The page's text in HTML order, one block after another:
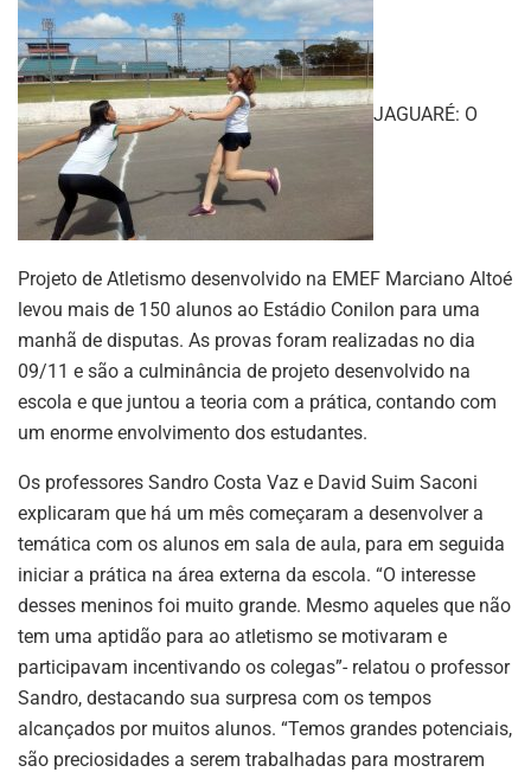
JAGUARÉ: O
Projeto de Atletismo desenvolvido na EMEF Marciano Altoé
levou mais de 150 alunos ao Estádio Conilon para uma
manhã de disputas. As provas foram realizadas no dia
09/11 e são a culminância de projeto desenvolvido na
escola e que juntou a teoria com a prática, contando com
um enorme envolvimento dos estudantes.
Os professores Sandro Costa Vaz e David Suim Saconi
explicaram que há um mês começaram a desenvolver a
temática com os alunos em sala de aula, para em seguida
iniciar a prática na área externa da escola. “O interesse
desses meninos foi muito grande. Mesmo aqueles que não
tem uma aptidão para ao atletismo se motivaram e
participavam incentivando os colegas”- relatou o professor
Sandro, destacando sua surpresa com os tempos
alcançados por muitos alunos. “Temos grandes potenciais,
são preciosidades a serem trabalhadas para mostrarem